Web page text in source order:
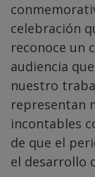
celebración
reconoce un
audiencia
nuestro
representan
incontables
de que el
el desarrollo